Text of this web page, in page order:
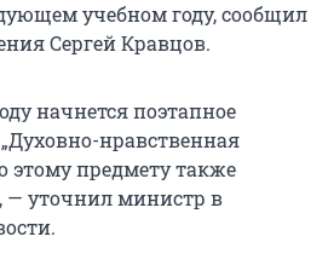
учебном году, сообщил
Сергей Кравцов.
начнется поэтапное
нравственная
этому предмету также
— уточнил министр в